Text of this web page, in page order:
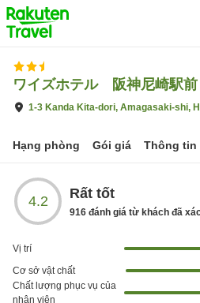
to
top
page
ワイズホテル 阪神尼崎駅前
1-3 Kanda Kita-dori, Amagasaki-shi,
Hạng phòng Gói giá Thông tin
4.2 Rất tốt
916 đánh giá từ khách đã
Vị trí
Cơ sở vật chất
Chất lượng phục vụ của
nhân viên